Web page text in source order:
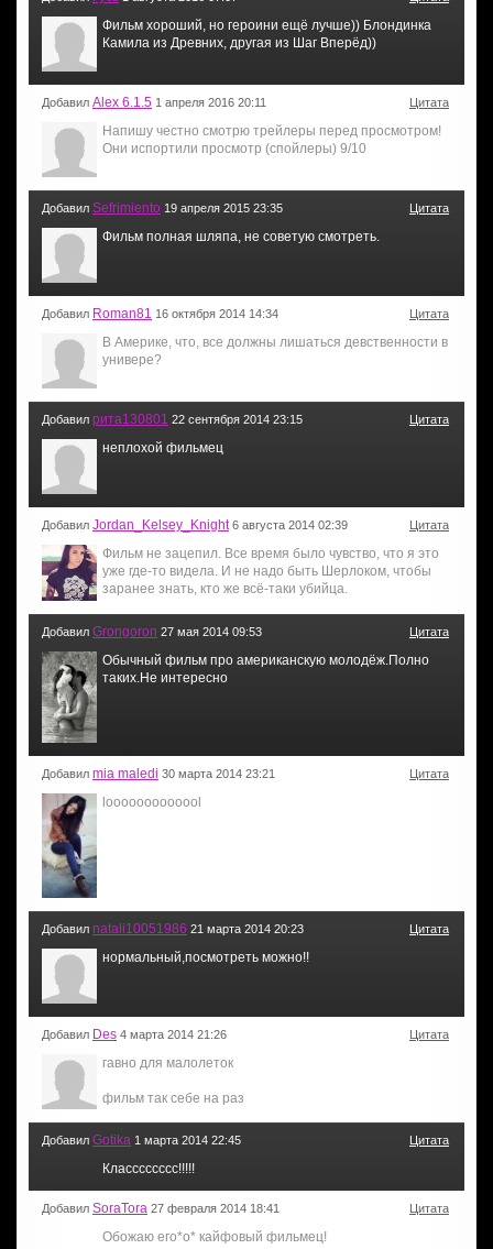
Фильм хороший, но героини ещё лучше)) Блондинка
Камила из Древних, другая из Шаг Вперёд))
Добавил Alex 6.1.5 1 апреля 2016 20:11 Цитата
Напишу честно смотрю трейлеры перед просмотром!
Они испортили просмотр (спойлеры) 9/10
Добавил Sefrimiento 19 апреля 2015 23:35 Цитата
Фильм полная шляпа, не советую смотреть.
Добавил Roman81 16 октября 2014 14:34 Цитата
В Америке, что, все должны лишаться девственности в
универе?
Добавил рита130801 22 сентября 2014 23:15 Цитата
неплохой фильмец
Добавил Jordan_Kelsey_Knight 6 августа 2014 02:39 Цитата
Фильм не зацепил. Все время было чувство, что я это
уже где-то видела. И не надо быть Шерлоком, чтобы
заранее знать, кто же всё-таки убийца.
Добавил Grongoron 27 мая 2014 09:53 Цитата
Обычный фильм про американскую молодёж.Полно
таких.Не интересно
Добавил mia maledi 30 марта 2014 23:21 Цитата
looooooooooool
Добавил natali10051986 21 марта 2014 20:23 Цитата
нормальный,посмотреть можно!!
Добавил Des 4 марта 2014 21:26 Цитата
гавно для малолеток
фильм так себе на раз
Добавил Gotika 1 марта 2014 22:45 Цитата
Класссссссс!!!!!
Добавил SoraTora 27 февраля 2014 18:41 Цитата
Обожаю его*о* кайфовый фильмец!